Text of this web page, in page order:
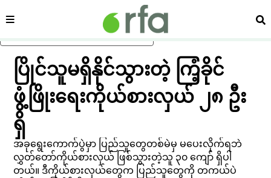
ပင်မအကြောင်းအရာသို့ ကျော်ရန်
ကဏ္ဍ ရှာ
ပြိုင်သူမရှိနိုင်သွားတဲ့ ကြံ့ခိုင်
ဖွံ့ဖြိုး‌ရေးကိုယ်စားလှယ် ၂၈ ဦး
ရှိ
အခုရွေးကောက်ပွဲမှာ ပြည်သူတွေတစ်မဲမှ မပေးလိုက်ရဘဲ
လွှတ်တော်ကိုယ်စားလှယ် ဖြစ်သွားတဲ့သူ ၃၀ ကျော် ရှိပါ
တယ်။ ဒီကိုယ်စားလှယ်တွေက ပြည်သူတွေကို တကယ်ပဲ